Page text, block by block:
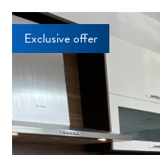
Exclusive offer